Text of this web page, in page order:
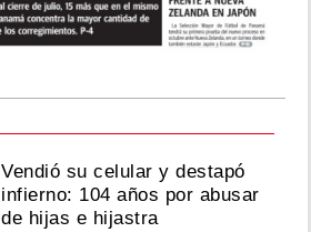
Vendió su celular y destapó
infierno: 104 años por abusar
de hijas e hijastra